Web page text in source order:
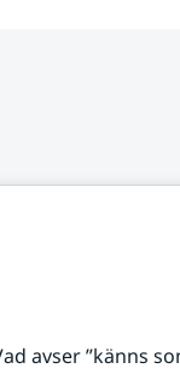
avser ”känns